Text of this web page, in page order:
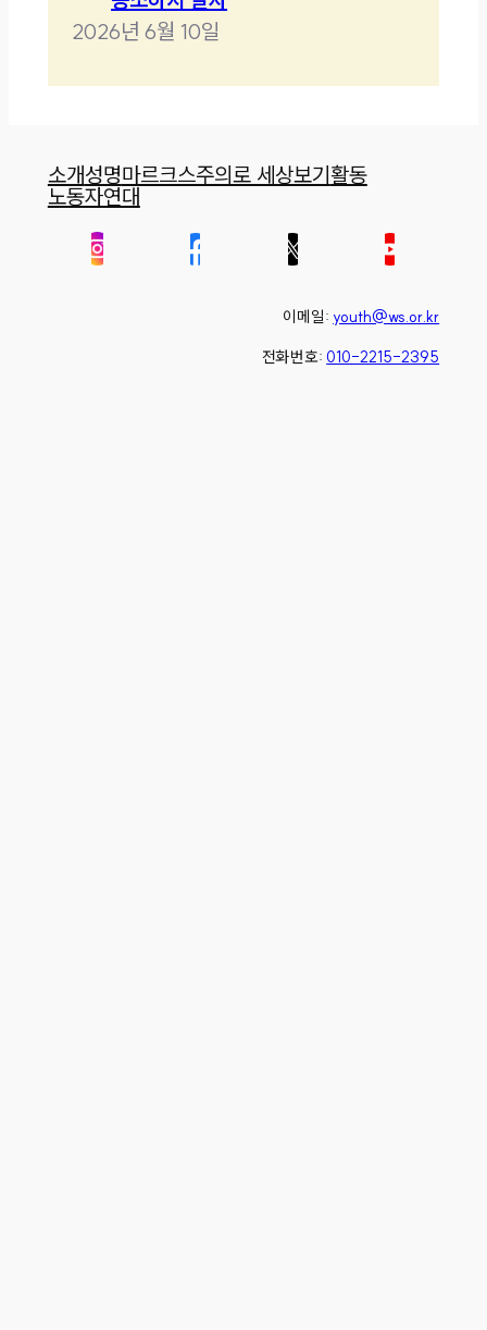
2026년 6월 10일
소개성명마르크스주의로 세상보기활동
노동자연대
이메일: youth@ws.or.kr
전화번호: 010-2215-2395